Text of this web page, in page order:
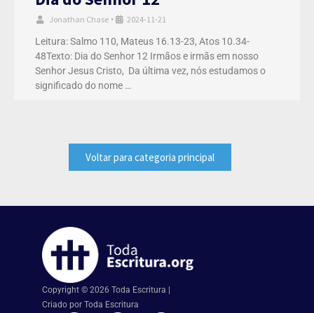
Jonathan Chase • 2024-11-21
Leitura: Salmo 110, Mateus 16.13-23, Atos 10.34-
48Texto: Dia do Senhor 12 Irmãos e irmãs em nosso
Senhor Jesus Cristo, Da última vez, nós estudamos o
significado do nome …
Voltar para categoria principal
Copyright © 2026 Toda Escritura |
Criado por Toda Escritura